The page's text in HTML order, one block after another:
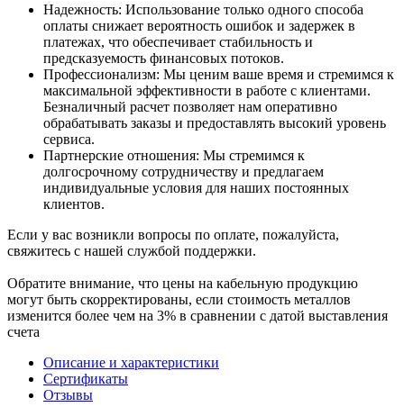
Надежность: Использование только одного способа
оплаты снижает вероятность ошибок и задержек в
платежах, что обеспечивает стабильность и
предсказуемость финансовых потоков.
Профессионализм: Мы ценим ваше время и стремимся к
максимальной эффективности в работе с клиентами.
Безналичный расчет позволяет нам оперативно
обрабатывать заказы и предоставлять высокий уровень
сервиса.
Партнерские отношения: Мы стремимся к
долгосрочному сотрудничеству и предлагаем
индивидуальные условия для наших постоянных
клиентов.
Если у вас возникли вопросы по оплате, пожалуйста,
свяжитесь с нашей службой поддержки.
Обратите внимание, что цены на кабельную продукцию
могут быть скорректированы, если стоимость металлов
изменится более чем на 3% в сравнении с датой выставления
счета
Описание и характеристики
Сертификаты
Отзывы